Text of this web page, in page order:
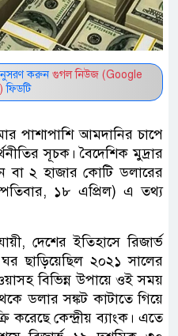
করুন গুগল নিউজ (Google
ফিডটি
পাশাপাশি আমদানির চাপে
সূচক। বৈদেশিক মুদ্রার
বা ২ হাজার কোটি ডলারের
১৮ এপ্রিল) এ তথ্য
দেশের ইতিহাসে রিজার্ভ
ছাড়িয়েছিল ২০২১ সালের
বিভিন্ন উপায়ে ওই সময়
ডলার সঙ্কট কাটাতে গিয়ে
করেছে কেন্দ্রীয় ব্যাংক। এতে